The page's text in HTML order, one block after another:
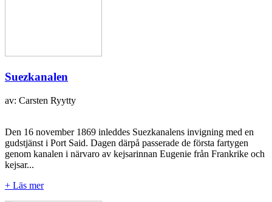
Suezkanalen
av: Carsten Ryytty
Den 16 november 1869 inleddes Suezkanalens invigning med en
gudstjänst i Port Said. Dagen därpå passerade de första fartygen
genom kanalen i närvaro av kejsarinnan Eugenie från Frankrike och
kejsar...
+ Läs mer